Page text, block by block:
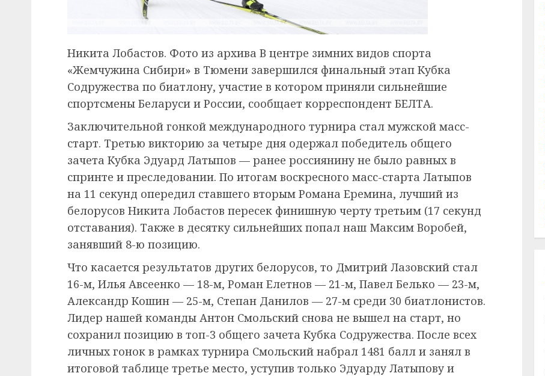
Никита Лобастов. Фото из архива В центре зимних видов спорта
«Жемчужина Сибири» в Тюмени завершился финальный этап Кубка
Содружества по биатлону, участие в котором приняли сильнейшие
спортсмены Беларуси и России, сообщает корреспондент БЕЛТА.
Заключительной гонкой международного турнира стал мужской масс-
старт. Третью викторию за четыре дня одержал победитель общего
зачета Кубка Эдуард Латыпов — ранее россиянину не было равных в
спринте и преследовании. По итогам воскресного масс-старта Латыпов
на 11 секунд опередил ставшего вторым Романа Еремина, лучший из
белорусов Никита Лобастов пересек финишную черту третьим (17 секунд
отставания). Также в десятку сильнейших попал наш Максим Воробей,
занявший 8-ю позицию.
Что касается результатов других белорусов, то Дмитрий Лазовский стал
16-м, Илья Авсеенко — 18-м, Роман Елетнов — 21-м, Павел Белько — 23-м,
Александр Кошин — 25-м, Степан Данилов — 27-м среди 30 биатлонистов.
Лидер нашей команды Антон Смольский снова не вышел на старт, но
сохранил позицию в топ-3 общего зачета Кубка Содружества. После всех
личных гонок в рамках турнира Смольский набрал 1481 балл и занял в
итоговой таблице третье место, уступив только Эдуарду Латыпову и